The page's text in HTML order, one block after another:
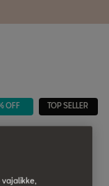
OFF TOP SELLER
vajalikke,